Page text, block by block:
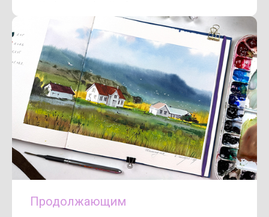
Продолжающим